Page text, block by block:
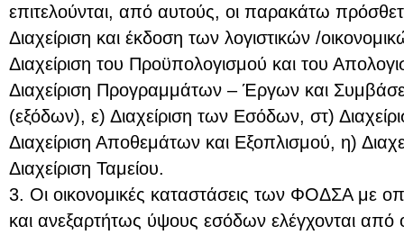
επιτελούνται, από αυτούς, οι παρακάτω
Διαχείριση και έκδοση των λογιστικών /
Διαχείριση του Προϋπολογισμού και του
Διαχείριση Προγραμμάτων – Έργων και
(εξόδων), ε) Διαχείριση των Εσόδων, στ)
Διαχείριση Αποθεμάτων και Εξοπλισμού, η)
Διαχείριση Ταμείου.
3. Οι οικονομικές καταστάσεις των ΦΟΔΣΑ με
και ανεξαρτήτως ύψους εσόδων ελέγχονται από